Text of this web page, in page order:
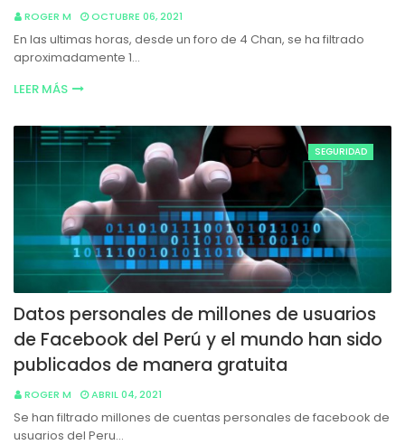
ROGER M OCTUBRE 06, 2021
En las ultimas horas, desde un foro de 4 Chan, se ha filtrado
aproximadamente 1…
LEER MÁS
SEGURIDAD
Datos personales de millones de usuarios
de Facebook del Perú y el mundo han sido
publicados de manera gratuita
ROGER M ABRIL 04, 2021
Se han filtrado millones de cuentas personales de facebook de
usuarios del Peru…